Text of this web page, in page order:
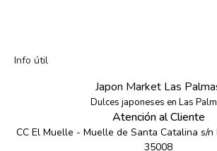
Info útil
Japon Market Las
Dulces japoneses en Las
Atención al Cliente
CC El Muelle - Muelle de Santa Catalina s/
35008